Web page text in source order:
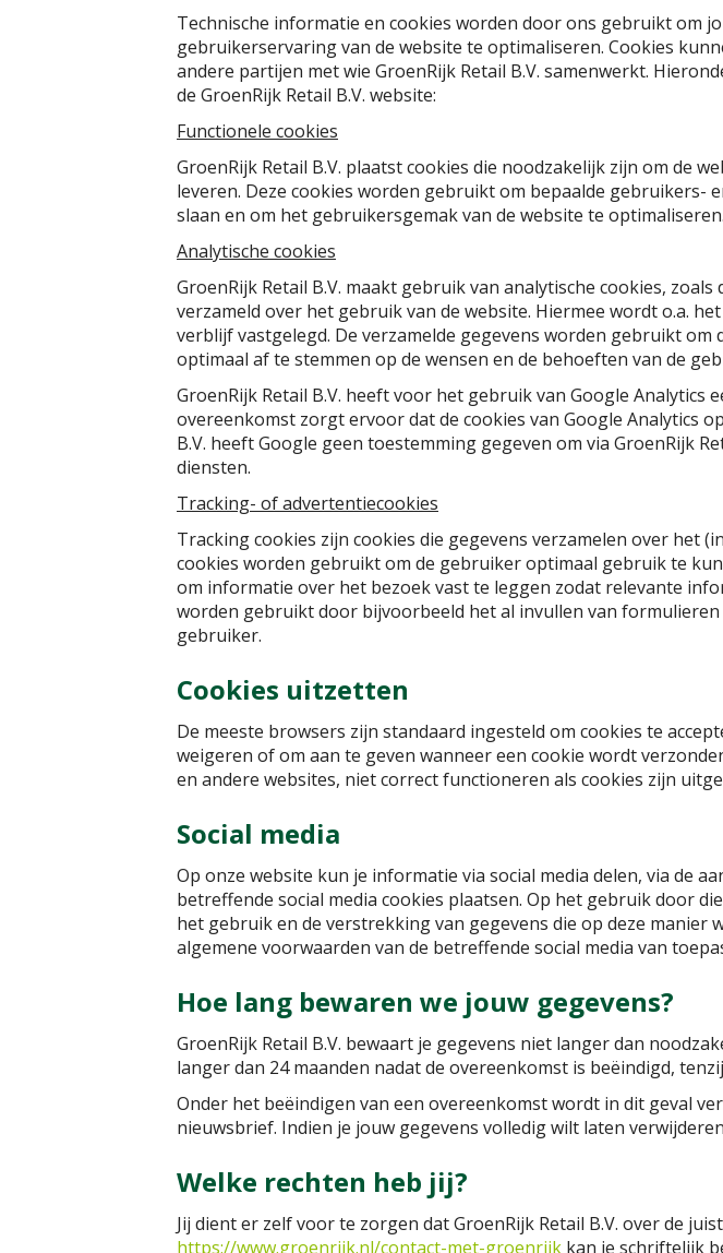
Technische informatie en cookies worden door ons gebruikt om
gebruikerservaring van de website te optimaliseren. Cookies
andere partijen met wie GroenRijk Retail B.V. samenwerkt.
de GroenRijk Retail B.V. website:
Functionele cookies
GroenRijk Retail B.V. plaatst cookies die noodzakelijk zijn om de
leveren. Deze cookies worden gebruikt om bepaalde
slaan en om het gebruikersgemak van de website te optimaliseren.
Analytische cookies
GroenRijk Retail B.V. maakt gebruik van analytische cookies,
verzameld over het gebruik van de website. Hiermee wordt o.a.
verblijf vastgelegd. De verzamelde gegevens worden gebruikt
optimaal af te stemmen op de wensen en de behoeften van de
GroenRijk Retail B.V. heeft voor het gebruik van Google
overeenkomst zorgt ervoor dat de cookies van Google Analytics
B.V. heeft Google geen toestemming gegeven om via GroenRijk
diensten.
Tracking- of advertentiecookies
Tracking cookies zijn cookies die gegevens verzamelen over het
cookies worden gebruikt om de gebruiker optimaal gebruik te
om informatie over het bezoek vast te leggen zodat relevante
worden gebruikt door bijvoorbeeld het al invullen van
gebruiker.
Cookies uitzetten
De meeste browsers zijn standaard ingesteld om cookies te
weigeren of om aan te geven wanneer een cookie wordt
en andere websites, niet correct functioneren als cookies zijn
Social media
Op onze website kun je informatie via social media delen, via de
betreffende social media cookies plaatsen. Op het gebruik door
het gebruik en de verstrekking van gegevens die op deze
algemene voorwaarden van de betreffende social media van
Hoe lang bewaren we jouw gegevens?
GroenRijk Retail B.V. bewaart je gegevens niet langer dan
langer dan 24 maanden nadat de overeenkomst is beëindigd,
Onder het beëindigen van een overeenkomst wordt in dit geval
nieuwsbrief. Indien je jouw gegevens volledig wilt laten
Welke rechten heb jij?
Jij dient er zelf voor te zorgen dat GroenRijk Retail B.V. over de
https://www.groenrijk.nl/contact-met-groenrijk kan je schriftelijk